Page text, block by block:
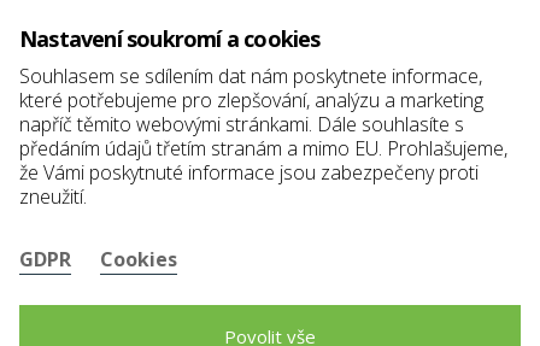
+420575 571 000
@
elkoplast@elkoplast.cz
Štefánikova 2664
760 01 Zlín
IČ: 25347942
DIČ: CZ25347942
Nastavení soukromí a cookies
Souhlasem se sdílením dat nám poskytnete informace,
které potřebujeme pro zlepšování, analýzu a marketing
napříč těmito webovými stránkami. Dále souhlasíte s
předáním údajů třetím stranám a mimo EU. Prohlašujeme,
že Vámi poskytnuté informace jsou zabezpečeny proti
zneužití.
GDPR Cookies
Povolit vše